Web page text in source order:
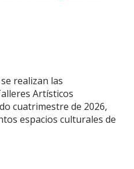
realizan las
Artísticos
cuatrimestre de 2026,
espacios culturales de